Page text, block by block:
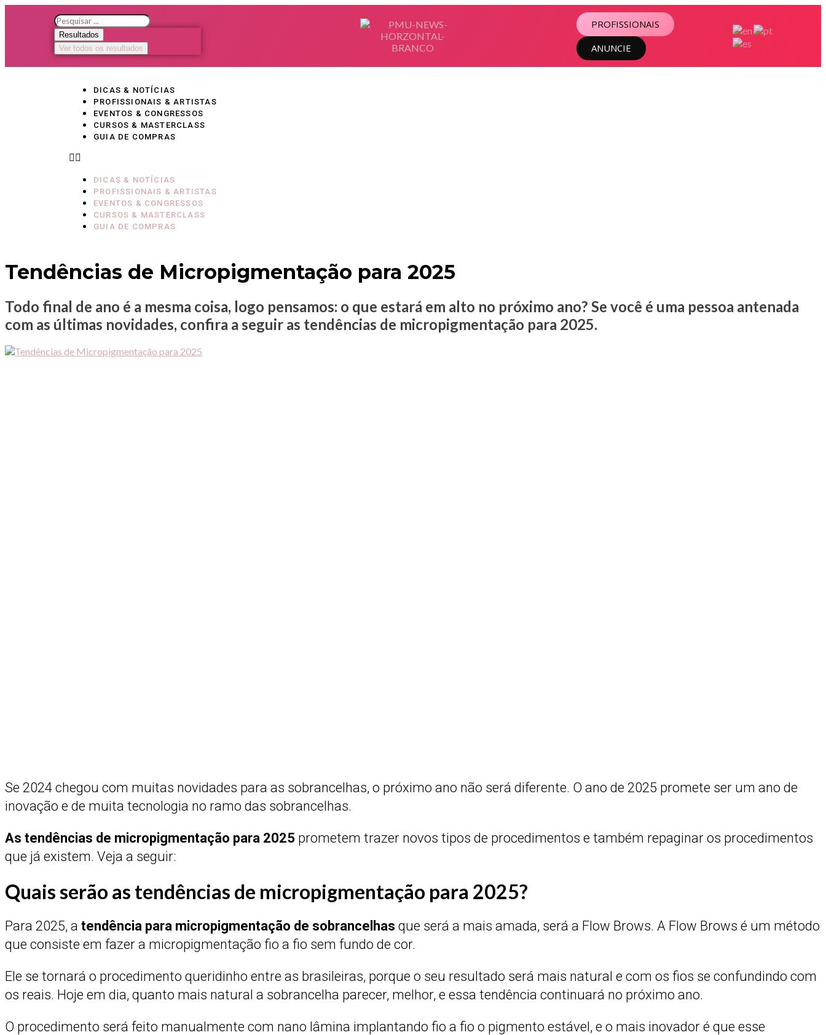
Resultados
Ver todos os resultados
PROFISSIONAIS
ANUNCIE
DICAS & NOTÍCIAS
PROFISSIONAIS & ARTISTAS
EVENTOS & CONGRESSOS
CURSOS & MASTERCLASS
GUIA DE COMPRAS
DICAS & NOTÍCIAS
PROFISSIONAIS & ARTISTAS
EVENTOS & CONGRESSOS
CURSOS & MASTERCLASS
GUIA DE COMPRAS
Tendências de Micropigmentação para 2025
Todo final de ano é a mesma coisa, logo pensamos: o que estará em alto no próximo ano? Se você é uma pessoa antenada
com as últimas novidades, confira a seguir as tendências de micropigmentação para 2025.
Se 2024 chegou com muitas novidades para as sobrancelhas, o próximo ano não será diferente. O ano de 2025 promete ser um ano de
inovação e de muita tecnologia no ramo das sobrancelhas.
As tendências de micropigmentação para 2025 prometem trazer novos tipos de procedimentos e também repaginar os procedimentos
que já existem. Veja a seguir:
Quais serão as tendências de micropigmentação para 2025?
Para 2025, a tendência para micropigmentação de sobrancelhas que será a mais amada, será a Flow Brows. A Flow Brows é um método
que consiste em fazer a micropigmentação fio a fio sem fundo de cor.
Ele se tornará o procedimento queridinho entre as brasileiras, porque o seu resultado será mais natural e com os fios se confundindo com
os reais. Hoje em dia, quanto mais natural a sobrancelha parecer, melhor, e essa tendência continuará no próximo ano.
O procedimento será feito manualmente com nano lâmina implantando fio a fio o pigmento estável, e o mais inovador é que esse